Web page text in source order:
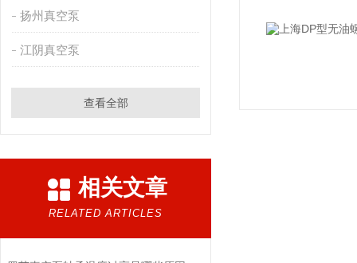
扬州真空泵
江阴真空泵
查看全部
相关文章
RELATED ARTICLES